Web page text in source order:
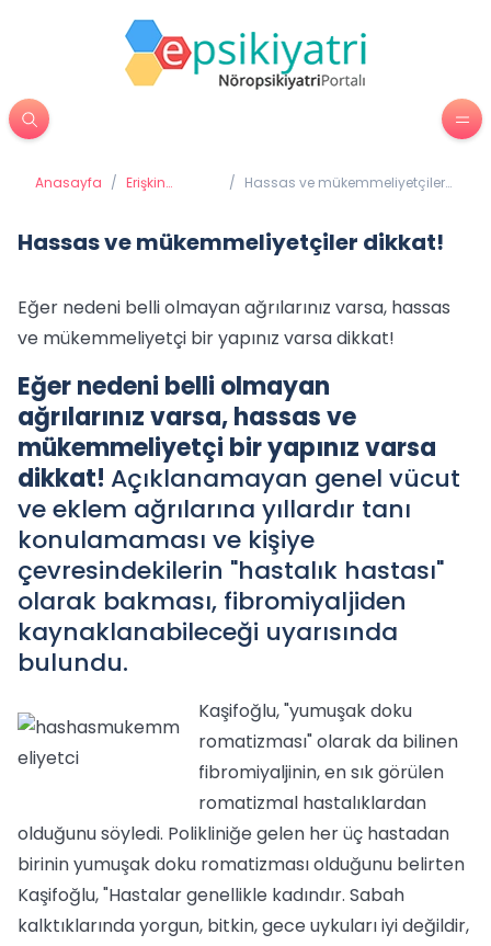
Anasayfa / Erişkin
/ Hassas ve mükemmeliyetçiler
Hassas ve mükemmeliyetçiler dikkat!
Eğer nedeni belli olmayan ağrılarınız varsa, hassas
ve mükemmeliyetçi bir yapınız varsa dikkat!
Eğer nedeni belli olmayan
ağrılarınız varsa, hassas ve
mükemmeliyetçi bir yapınız varsa
dikkat! Açıklanamayan genel vücut
ve eklem ağrılarına yıllardır tanı
konulamaması ve kişiye
çevresindekilerin "hastalık hastası"
olarak bakması, fibromiyaljiden
kaynaklanabileceği uyarısında
bulundu.
Kaşifoğlu, "yumuşak doku
romatizması" olarak da bilinen
fibromiyaljinin, en sık görülen
romatizmal hastalıklardan
olduğunu söyledi. Polikliniğe gelen her üç hastadan
birinin yumuşak doku romatizması olduğunu belirten
Kaşifoğlu, "Hastalar genellikle kadındır. Sabah
kalktıklarında yorgun, bitkin, gece uykuları iyi değildir,